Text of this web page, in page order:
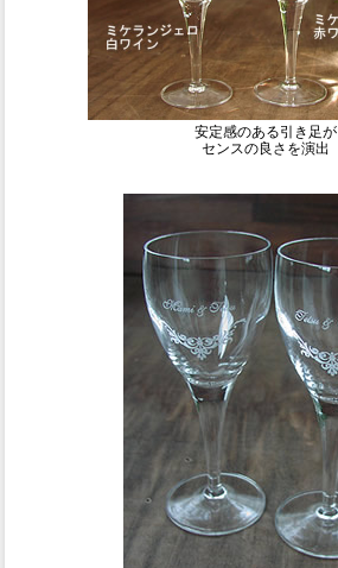
安定感のある引き足が
センスの良さを演出